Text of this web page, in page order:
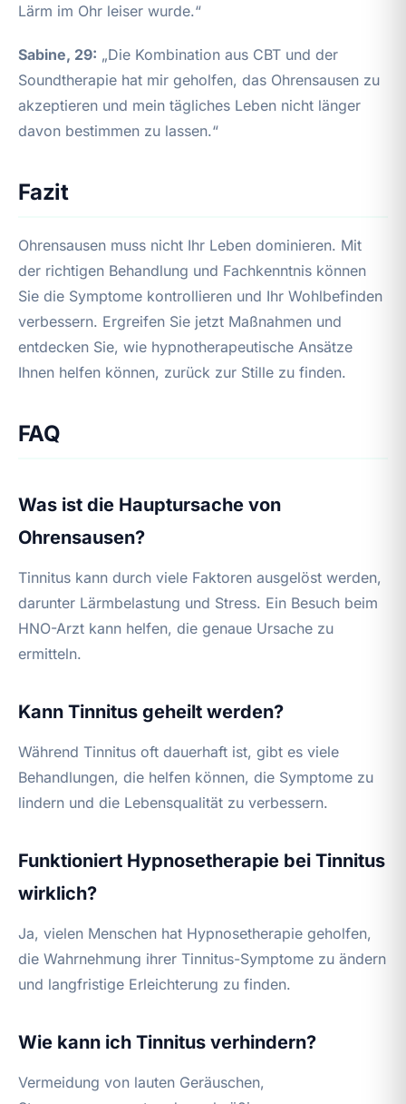
Lärm im Ohr leiser wurde.“
Sabine, 29: „Die Kombination aus CBT und der
Soundtherapie hat mir geholfen, das Ohrensausen zu
akzeptieren und mein tägliches Leben nicht länger
davon bestimmen zu lassen.“
Fazit
Ohrensausen muss nicht Ihr Leben dominieren. Mit
der richtigen Behandlung und Fachkenntnis können
Sie die Symptome kontrollieren und Ihr Wohlbefinden
verbessern. Ergreifen Sie jetzt Maßnahmen und
entdecken Sie, wie hypnotherapeutische Ansätze
Ihnen helfen können, zurück zur Stille zu finden.
FAQ
Was ist die Hauptursache von
Ohrensausen?
Tinnitus kann durch viele Faktoren ausgelöst werden,
darunter Lärmbelastung und Stress. Ein Besuch beim
HNO-Arzt kann helfen, die genaue Ursache zu
ermitteln.
Kann Tinnitus geheilt werden?
Während Tinnitus oft dauerhaft ist, gibt es viele
Behandlungen, die helfen können, die Symptome zu
lindern und die Lebensqualität zu verbessern.
Funktioniert Hypnosetherapie bei Tinnitus
wirklich?
Ja, vielen Menschen hat Hypnosetherapie geholfen,
die Wahrnehmung ihrer Tinnitus-Symptome zu ändern
und langfristige Erleichterung zu finden.
Wie kann ich Tinnitus verhindern?
Vermeidung von lauten Geräuschen,